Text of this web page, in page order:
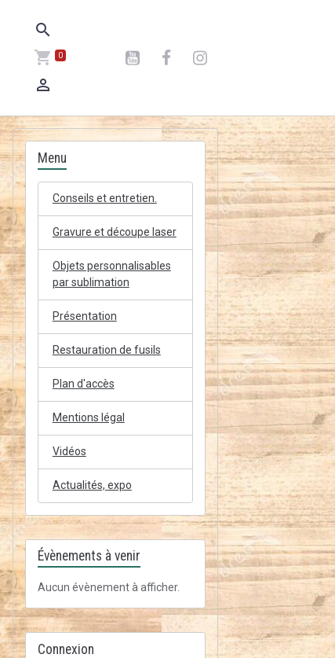
0
Menu
Conseils et entretien.
Gravure et découpe laser
Objets personnalisables
par sublimation
Présentation
Restauration de fusils
Plan d'accès
Mentions légal
Vidéos
Actualités, expo
Évènements à venir
Aucun évènement à afficher.
Connexion